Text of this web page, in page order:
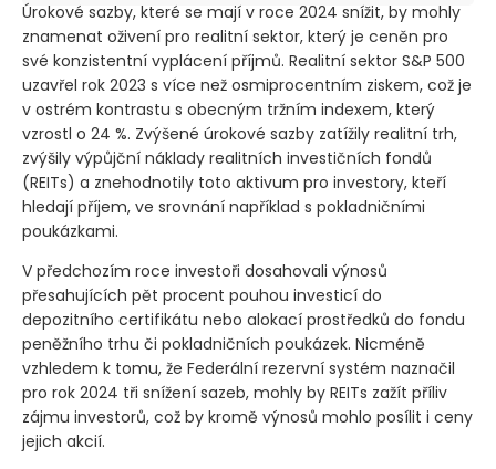
Úrokové sazby, které se mají v roce 2024 snížit, by mohly
znamenat oživení pro realitní sektor, který je ceněn pro
své konzistentní vyplácení příjmů. Realitní sektor S&P 500
uzavřel rok 2023 s více než osmiprocentním ziskem, což je
v ostrém kontrastu s obecným tržním indexem, který
vzrostl o 24 %. Zvýšené úrokové sazby zatížily realitní trh,
zvýšily výpůjční náklady realitních investičních fondů
(REITs) a znehodnotily toto aktivum pro investory, kteří
hledají příjem, ve srovnání například s pokladničními
poukázkami.
V předchozím roce investoři dosahovali výnosů
přesahujících pět procent pouhou investicí do
depozitního certifikátu nebo alokací prostředků do fondu
peněžního trhu či pokladničních poukázek. Nicméně
vzhledem k tomu, že Federální rezervní systém naznačil
pro rok 2024 tři snížení sazeb, mohly by REITs zažít příliv
zájmu investorů, což by kromě výnosů mohlo posílit i ceny
jejich akcií.